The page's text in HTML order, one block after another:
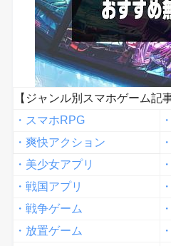
【ジャンル別スマホゲーム記事
・スマホRPG
・爽快アクション
・美少女アプリ
・戦国アプリ
・戦争ゲーム
・放置ゲーム